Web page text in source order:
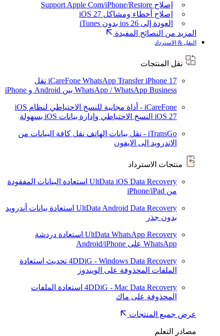
إصلاح Support Apple Com/iPhone/Restore
إصلاح أخطاء ومشاكل iOS 27
العودة إلى ios 26 بدون iTunes
المزيد من النصائح المفيدة
النقل & الاسترداد
نقل المنتجات
iCareFone WhatsApp TransferiPhone 17
نقل
WhatsApp / WhatsApp Business بين Android و iPhone
iCareFone - أداة مجانية للنسخ الاحتياطي لنظام iOS
iOS 27 النسخ الاحتياطي وإدارة بيانات iOS بسهولة
iTransGo - نقل بيانات الهاتف
نقل كافة البيانات من
الاندرويد الى الايفون
منتجات الاسترداد
UltData iOS Data Recovery استعادة البيانات المفقودة
من iPhone/iPad
UltData Android Data Recovery استعادة بيانات أندرويد
بدون جذر
UltData WhatsApp Recovery استعادة دردشة
WhatsApp على Android/iPhone
4DDiG - Windows Data Recovery تحديث استعادة
الملفات المحذوفة على الويندوز
4DDiG - Mac Data Recovery استعادة الملفات
المحذوفة على ماك
عرض جميع المنتجات
مصادر التعلم